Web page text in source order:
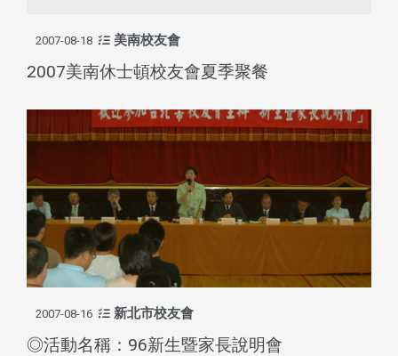
2007-08-18 美南校友會
2007美南休士頓校友會夏季聚餐
2007-08-16 新北市校友會
◎活動名稱：96新生暨家長說明會